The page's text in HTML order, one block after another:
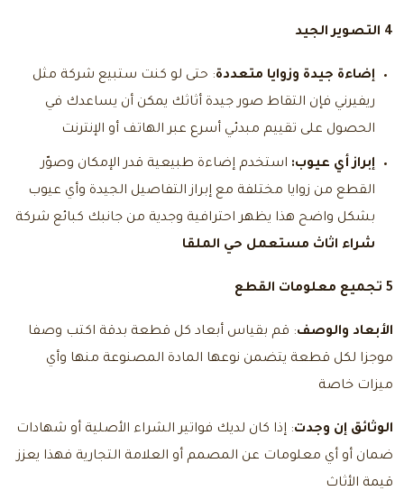
4 التصوير الجيد
إضاءة جيدة وزوايا متعددة: حتى لو كنت ستبيع شركة مثل
ريفيرني فإن التقاط صور جيدة أثاثك يمكن أن يساعدك في
الحصول على تقييم مبدئي أسرع عبر الهاتف أو الإنترنت
إبراز أي عيوب: استخدم إضاءة طبيعية قدر الإمكان وصوّر
القطع من زوايا مختلفة مع إبراز التفاصيل الجيدة وأي عيوب
بشكل واضح هذا يظهر احترافية وجدية من جانبك كبائع شركة
شراء اثاث مستعمل حي الملقا
5 تجميع معلومات القطع
الأبعاد والوصف: قم بقياس أبعاد كل قطعة بدقة اكتب وصفا
موجزا لكل قطعة يتضمن نوعها المادة المصنوعة منها وأي
ميزات خاصة
الوثائق إن وجدت: إذا كان لديك فواتير الشراء الأصلية أو شهادات
ضمان أو أي معلومات عن المصمم أو العلامة التجارية فهذا يعزز
قيمة الأثاث